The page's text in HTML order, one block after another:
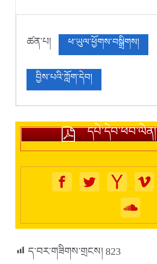
ཚན་པ།
ཕ་ཡུལ་ཕྱོགས་བསྒྲིགས།
བྱིས་པའི་ཀློག་དེབ།
དཔེ་དེབ་ཕབ་ལེན།
ད་བར་གཟིགས་གྲངས།823